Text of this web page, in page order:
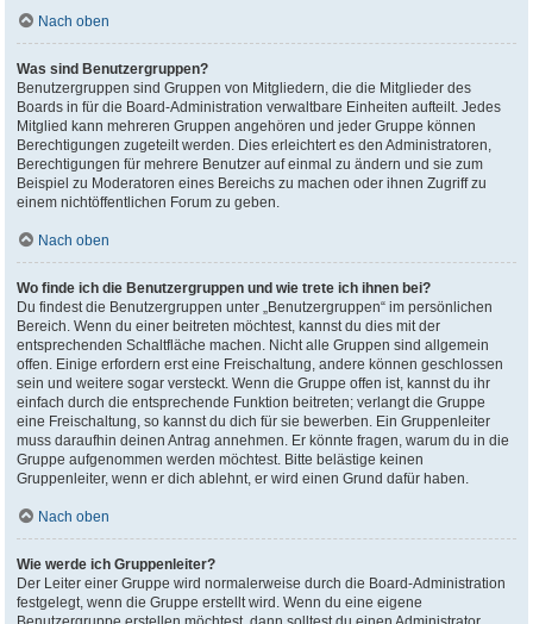
Nach oben
Was sind Benutzergruppen?
Benutzergruppen sind Gruppen von Mitgliedern, die die Mitglieder des
Boards in für die Board-Administration verwaltbare Einheiten aufteilt. Jedes
Mitglied kann mehreren Gruppen angehören und jeder Gruppe können
Berechtigungen zugeteilt werden. Dies erleichtert es den Administratoren,
Berechtigungen für mehrere Benutzer auf einmal zu ändern und sie zum
Beispiel zu Moderatoren eines Bereichs zu machen oder ihnen Zugriff zu
einem nichtöffentlichen Forum zu geben.
Nach oben
Wo finde ich die Benutzergruppen und wie trete ich ihnen bei?
Du findest die Benutzergruppen unter „Benutzergruppen“ im persönlichen
Bereich. Wenn du einer beitreten möchtest, kannst du dies mit der
entsprechenden Schaltfläche machen. Nicht alle Gruppen sind allgemein
offen. Einige erfordern erst eine Freischaltung, andere können geschlossen
sein und weitere sogar versteckt. Wenn die Gruppe offen ist, kannst du ihr
einfach durch die entsprechende Funktion beitreten; verlangt die Gruppe
eine Freischaltung, so kannst du dich für sie bewerben. Ein Gruppenleiter
muss daraufhin deinen Antrag annehmen. Er könnte fragen, warum du in die
Gruppe aufgenommen werden möchtest. Bitte belästige keinen
Gruppenleiter, wenn er dich ablehnt, er wird einen Grund dafür haben.
Nach oben
Wie werde ich Gruppenleiter?
Der Leiter einer Gruppe wird normalerweise durch die Board-Administration
festgelegt, wenn die Gruppe erstellt wird. Wenn du eine eigene